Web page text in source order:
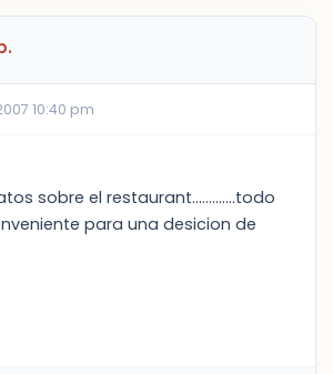
10:40 pm
sobre el restaurant.............todo
para una desicion de